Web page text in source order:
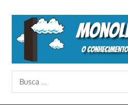
content
o
conhecimento
Busca
para: